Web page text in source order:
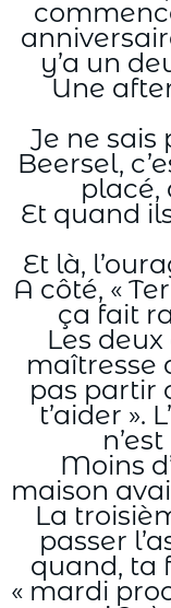
y’a un
Une
Je ne sais
Beersel,
placé,
Et quand
Et là,
A côté, «
ça fait
Les
maîtresse
pas partir
t’aider ».
Moins
maison
La
passer
quand, ta
« mardi